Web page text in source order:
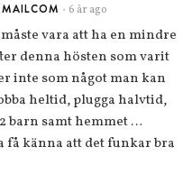
• 6 år ago
vara att ha en mindre
denna hösten som varit
inte som något man kan
heltid, plugga halvtid,
barn samt hemmet …
få känna att det funkar bra